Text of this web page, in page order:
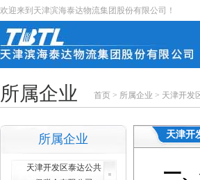
欢迎来到天津滨海泰达物流集团股份有限公司！
所属企业 首页 > 所属企业 > 天津开发
所属企业
天津开发区泰达公共
天津开
一